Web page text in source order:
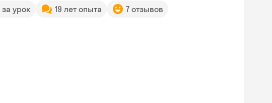
за урок 19 лет опыта 7 отзывов